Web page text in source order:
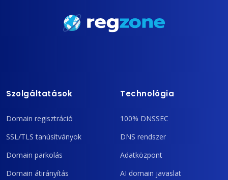
Szolgáltatások
Domain regisztráció
SSL/TLS tanúsítványok
Domain parkolás
Domain átirányítás
Technológia
100% DNSSEC
DNS rendszer
Adatközpont
AI domain javaslat